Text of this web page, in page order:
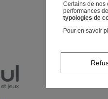
Certains de nos
performances
typologies de
Pour en savoir